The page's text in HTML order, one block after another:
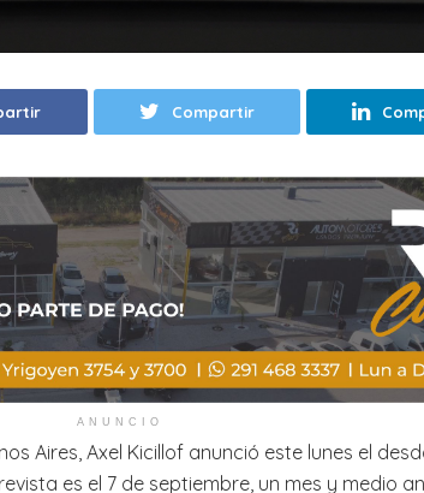
Compartir
ANUNCIO
Aires, Axel Kicillof anunció este lunes el
es el 7 de septiembre, un mes y medio